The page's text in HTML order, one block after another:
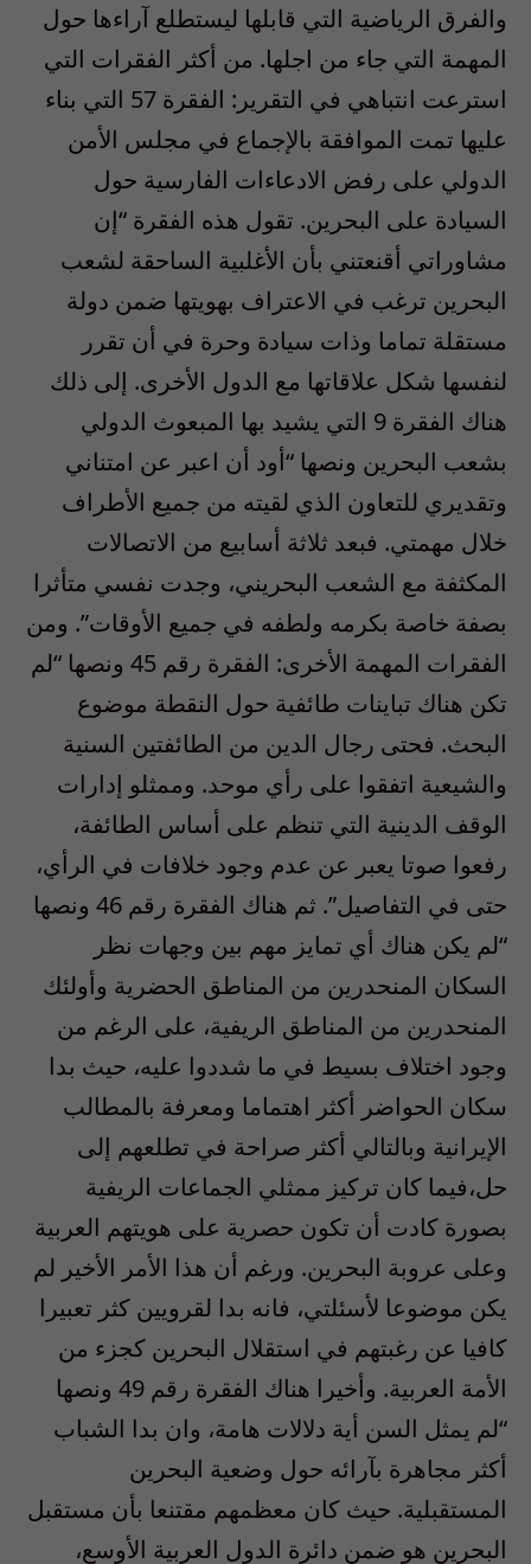
والفرق الرياضية التي قابلها ليستطلع آراءها حول
المهمة التي جاء من اجلها. من أكثر الفقرات التي
استرعت انتباهي في التقرير: الفقرة 57 التي بناء
عليها تمت الموافقة بالإجماع في مجلس الأمن
الدولي على رفض الادعاءات الفارسية حول
السيادة على البحرين. تقول هذه الفقرة “إن
مشاوراتي أقنعتني بأن الأغلبية الساحقة لشعب
البحرين ترغب في الاعتراف بهويتها ضمن دولة
مستقلة تماما وذات سيادة وحرة في أن تقرر
لنفسها شكل علاقاتها مع الدول الأخرى. إلى ذلك
هناك الفقرة 9 التي يشيد بها المبعوث الدولي
بشعب البحرين ونصها “أود أن اعبر عن امتناني
وتقديري للتعاون الذي لقيته من جميع الأطراف
خلال مهمتي. فبعد ثلاثة أسابيع من الاتصالات
المكثفة مع الشعب البحريني، وجدت نفسي متأثرا
بصفة خاصة بكرمه ولطفه في جميع الأوقات”. ومن
الفقرات المهمة الأخرى: الفقرة رقم 45 ونصها “لم
تكن هناك تباينات طائفية حول النقطة موضوع
البحث. فحتى رجال الدين من الطائفتين السنية
والشيعية اتفقوا على رأي موحد. وممثلو إدارات
الوقف الدينية التي تنظم على أساس الطائفة،
رفعوا صوتا يعبر عن عدم وجود خلافات في الرأي،
حتى في التفاصيل”. ثم هناك الفقرة رقم 46 ونصها
“لم يكن هناك أي تمايز مهم بين وجهات نظر
السكان المنحدرين من المناطق الحضرية وأولئك
المنحدرين من المناطق الريفية، على الرغم من
وجود اختلاف بسيط في ما شددوا عليه، حيث بدا
سكان الحواضر أكثر اهتماما ومعرفة بالمطالب
الإيرانية وبالتالي أكثر صراحة في تطلعهم إلى
حل،فيما كان تركيز ممثلي الجماعات الريفية
بصورة كادت أن تكون حصرية على هويتهم العربية
وعلى عروبة البحرين. ورغم أن هذا الأمر الأخير لم
يكن موضوعا لأسئلتي، فانه بدا لقرويين كثر تعبيرا
كافيا عن رغبتهم في استقلال البحرين كجزء من
الأمة العربية. وأخيرا هناك الفقرة رقم 49 ونصها
“لم يمثل السن أية دلالات هامة، وان بدا الشباب
أكثر مجاهرة بآرائه حول وضعية البحرين
المستقبلية. حيث كان معظمهم مقتنعا بأن مستقبل
البحرين هو ضمن دائرة الدول العربية الأوسع،